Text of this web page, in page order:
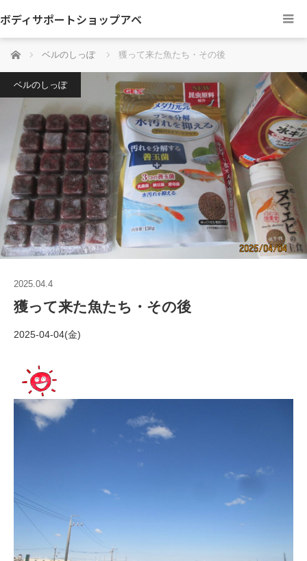
ボディサポートショップアベ
ホーム ベルのしっぽ 獲って来た魚たち・その後
ベルのしっぽ
2025.04.4
獲って来た魚たち・その後
2025-04-04(金)